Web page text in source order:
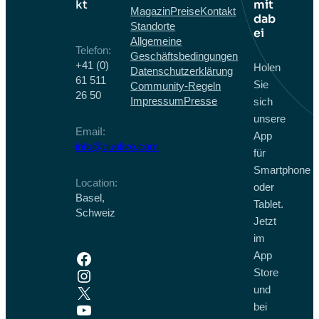
kt
Telefon:
+41 (0)
61 511
26 50
EmaiI:
info@duolivo.com
Location:
Basel,
Schweiz
Facebook
Instagram
X
YouTube
MagazinPreiseKontakt
Standorte
Allgemeine
Geschäftsbedingungen
Datenschutzerklärung
Community-Regeln
ImpressumPresse
mit
dab
ei
Holen
Sie
sich
unsere
App
für
Smartphone
oder
Tablet.
Jetzt
im
App
Store
und
bei